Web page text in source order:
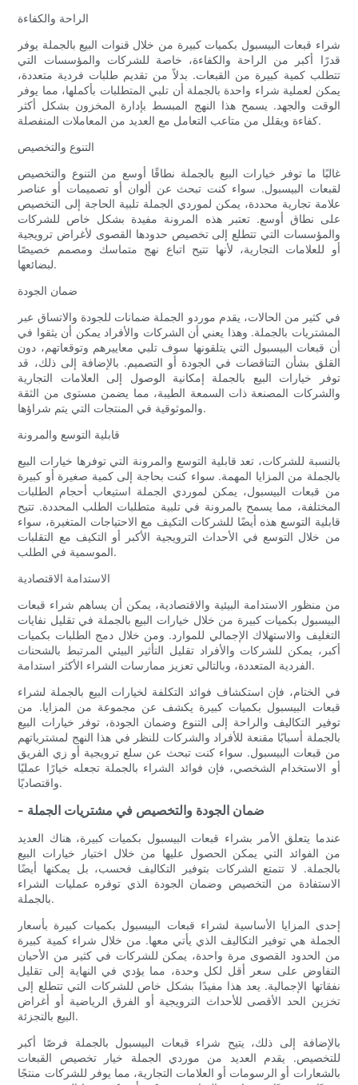
الراحة والكفاءة
شراء قبعات البيسبول بكميات كبيرة من خلال قنوات البيع بالجملة يوفر
قدرًا أكبر من الراحة والكفاءة، خاصة للشركات والمؤسسات التي
تتطلب كمية كبيرة من القبعات. بدلاً من تقديم طلبات فردية متعددة،
يمكن لعملية شراء واحدة بالجملة أن تلبي المتطلبات بأكملها، مما يوفر
الوقت والجهد. يسمح هذا النهج المبسط بإدارة المخزون بشكل أكثر
كفاءة ويقلل من متاعب التعامل مع العديد من المعاملات المنفصلة.
التنوع والتخصيص
غالبًا ما توفر خيارات البيع بالجملة نطاقًا أوسع من التنوع والتخصيص
لقبعات البيسبول. سواء كنت تبحث عن ألوان أو تصميمات أو عناصر
علامة تجارية محددة، يمكن لموردي الجملة تلبية الحاجة إلى التخصيص
على نطاق أوسع. تعتبر هذه المرونة مفيدة بشكل خاص للشركات
والمؤسسات التي تتطلع إلى تخصيص حدودها القصوى لأغراض ترويجية
أو للعلامات التجارية، لأنها تتيح اتباع نهج متماسك ومصمم خصيصًا
لبضائعها.
ضمان الجودة
في كثير من الحالات، يقدم موردو الجملة ضمانات للجودة والاتساق عبر
المشتريات بالجملة. وهذا يعني أن الشركات والأفراد يمكن أن يثقوا في
أن قبعات البيسبول التي يتلقونها سوف تلبي معاييرهم وتوقعاتهم، دون
القلق بشأن التناقضات في الجودة أو التصميم. بالإضافة إلى ذلك، قد
توفر خيارات البيع بالجملة إمكانية الوصول إلى العلامات التجارية
والشركات المصنعة ذات السمعة الطيبة، مما يضمن مستوى من الثقة
والموثوقية في المنتجات التي يتم شراؤها.
قابلية التوسع والمرونة
بالنسبة للشركات، تعد قابلية التوسع والمرونة التي توفرها خيارات البيع
بالجملة من المزايا المهمة. سواء كنت بحاجة إلى كمية صغيرة أو كبيرة
من قبعات البيسبول، يمكن لموردي الجملة استيعاب أحجام الطلبات
المختلفة، مما يسمح بالمرونة في تلبية متطلبات الطلب المحددة. تتيح
قابلية التوسع هذه أيضًا للشركات التكيف مع الاحتياجات المتغيرة، سواء
من خلال التوسع في الأحداث الترويجية الأكبر أو التكيف مع التقلبات
الموسمية في الطلب.
الاستدامة الاقتصادية
من منظور الاستدامة البيئية والاقتصادية، يمكن أن يساهم شراء قبعات
البيسبول بكميات كبيرة من خلال خيارات البيع بالجملة في تقليل نفايات
التغليف والاستهلاك الإجمالي للموارد. ومن خلال دمج الطلبات بكميات
أكبر، يمكن للشركات والأفراد تقليل التأثير البيئي المرتبط بالشحنات
الفردية المتعددة، وبالتالي تعزيز ممارسات الشراء الأكثر استدامة.
في الختام، فإن استكشاف فوائد التكلفة لخيارات البيع بالجملة لشراء
قبعات البيسبول بكميات كبيرة يكشف عن مجموعة من المزايا. من
توفير التكاليف والراحة إلى التنوع وضمان الجودة، توفر خيارات البيع
بالجملة أسبابًا مقنعة للأفراد والشركات للنظر في هذا النهج لمشترياتهم
من قبعات البيسبول. سواء كنت تبحث عن سلع ترويجية أو زي الفريق
أو الاستخدام الشخصي، فإن فوائد الشراء بالجملة تجعله خيارًا عمليًا
واقتصاديًا.
- ضمان الجودة والتخصيص في مشتريات الجملة
عندما يتعلق الأمر بشراء قبعات البيسبول بكميات كبيرة، هناك العديد
من الفوائد التي يمكن الحصول عليها من خلال اختيار خيارات البيع
بالجملة. لا تتمتع الشركات بتوفير التكاليف فحسب، بل يمكنها أيضًا
الاستفادة من التخصيص وضمان الجودة الذي توفره عمليات الشراء
بالجملة.
إحدى المزايا الأساسية لشراء قبعات البيسبول بكميات كبيرة بأسعار
الجملة هي توفير التكاليف الذي يأتي معها. من خلال شراء كمية كبيرة
من الحدود القصوى مرة واحدة، يمكن للشركات في كثير من الأحيان
التفاوض على سعر أقل لكل وحدة، مما يؤدي في النهاية إلى تقليل
نفقاتها الإجمالية. يعد هذا مفيدًا بشكل خاص للشركات التي تتطلع إلى
تخزين الحد الأقصى للأحداث الترويجية أو الفرق الرياضية أو أغراض
البيع بالتجزئة.
بالإضافة إلى ذلك، يتيح شراء قبعات البيسبول بالجملة فرصًا أكبر
للتخصيص. يقدم العديد من موردي الجملة خيار تخصيص القبعات
بالشعارات أو الرسومات أو العلامات التجارية، مما يوفر للشركات منتجًا